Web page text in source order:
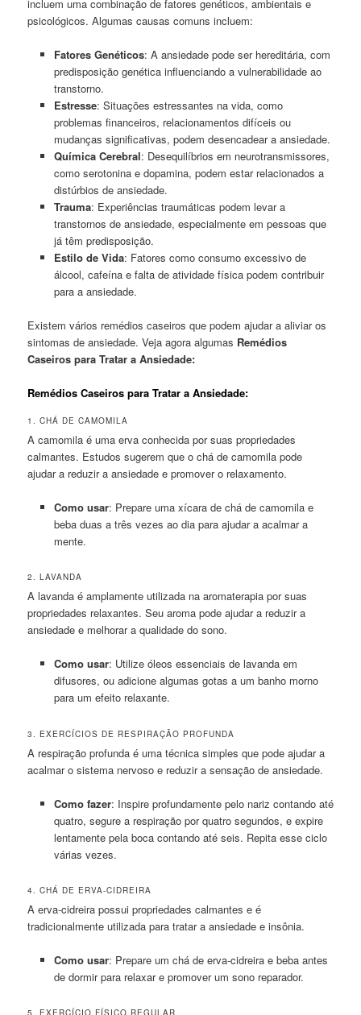
incluem uma combinação de fatores genéticos, ambientais e
psicológicos. Algumas causas comuns incluem:
Fatores Genéticos: A ansiedade pode ser hereditária, com
predisposição genética influenciando a vulnerabilidade ao
transtorno.
Estresse: Situações estressantes na vida, como
problemas financeiros, relacionamentos difíceis ou
mudanças significativas, podem desencadear a ansiedade.
Química Cerebral: Desequilíbrios em neurotransmissores,
como serotonina e dopamina, podem estar relacionados a
distúrbios de ansiedade.
Trauma: Experiências traumáticas podem levar a
transtornos de ansiedade, especialmente em pessoas que
já têm predisposição.
Estilo de Vida: Fatores como consumo excessivo de
álcool, cafeína e falta de atividade física podem contribuir
para a ansiedade.
Existem vários remédios caseiros que podem ajudar a aliviar os
sintomas de ansiedade. Veja agora algumas Remédios
Caseiros para Tratar a Ansiedade:
Remédios Caseiros para Tratar a Ansiedade:
1. CHÁ DE CAMOMILA
A camomila é uma erva conhecida por suas propriedades
calmantes. Estudos sugerem que o chá de camomila pode
ajudar a reduzir a ansiedade e promover o relaxamento.
Como usar: Prepare uma xícara de chá de camomila e
beba duas a três vezes ao dia para ajudar a acalmar a
mente.
2. LAVANDA
A lavanda é amplamente utilizada na aromaterapia por suas
propriedades relaxantes. Seu aroma pode ajudar a reduzir a
ansiedade e melhorar a qualidade do sono.
Como usar: Utilize óleos essenciais de lavanda em
difusores, ou adicione algumas gotas a um banho morno
para um efeito relaxante.
3. EXERCÍCIOS DE RESPIRAÇÃO PROFUNDA
A respiração profunda é uma técnica simples que pode ajudar a
acalmar o sistema nervoso e reduzir a sensação de ansiedade.
Como fazer: Inspire profundamente pelo nariz contando até
quatro, segure a respiração por quatro segundos, e expire
lentamente pela boca contando até seis. Repita esse ciclo
várias vezes.
4. CHÁ DE ERVA-CIDREIRA
A erva-cidreira possui propriedades calmantes e é
tradicionalmente utilizada para tratar a ansiedade e insônia.
Como usar: Prepare um chá de erva-cidreira e beba antes
de dormir para relaxar e promover um sono reparador.
5. EXERCÍCIO FÍSICO REGULAR